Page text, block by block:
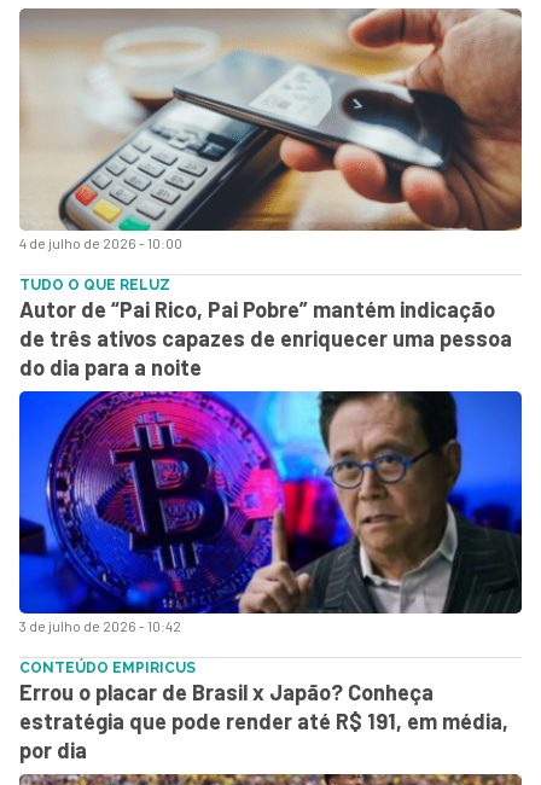
4 de julho de 2026 - 10:00
3 de julho de 2026 - 10:42
TUDO O QUE RELUZ
Autor de “Pai Rico, Pai Pobre” mantém indicação
de três ativos capazes de enriquecer uma pessoa
do dia para a noite
CONTEÚDO EMPIRICUS
Errou o placar de Brasil x Japão? Conheça
estratégia que pode render até R$ 191, em média,
por dia